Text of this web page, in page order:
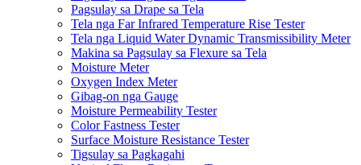
Pagsulay sa Drape sa Tela
Tela nga Far Infrared Temperature Rise Tester
Tela nga Liquid Water Dynamic Transmissibility Meter
Makina sa Pagsulay sa Flexure sa Tela
Moisture Meter
Oxygen Index Meter
Gibag-on nga Gauge
Moisture Permeability Tester
Color Fastness Tester
Surface Moisture Resistance Tester
Tigsulay sa Pagkagahi